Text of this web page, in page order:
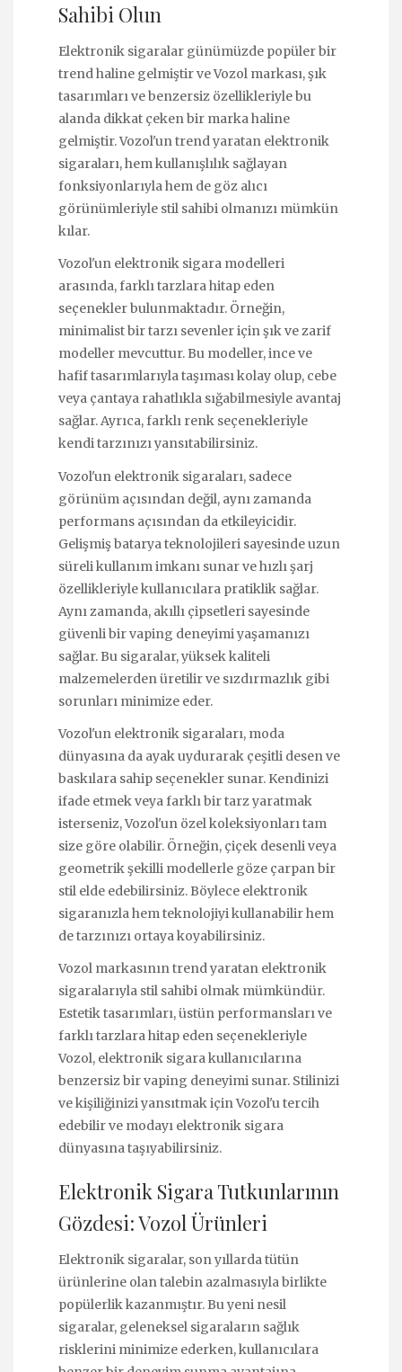
Sahibi Olun
Elektronik sigaralar günümüzde popüler bir
trend haline gelmiştir ve Vozol markası, şık
tasarımları ve benzersiz özellikleriyle bu
alanda dikkat çeken bir marka haline
gelmiştir. Vozol'un trend yaratan elektronik
sigaraları, hem kullanışlılık sağlayan
fonksiyonlarıyla hem de göz alıcı
görünümleriyle stil sahibi olmanızı mümkün
kılar.
Vozol'un elektronik sigara modelleri
arasında, farklı tarzlara hitap eden
seçenekler bulunmaktadır. Örneğin,
minimalist bir tarzı sevenler için şık ve zarif
modeller mevcuttur. Bu modeller, ince ve
hafif tasarımlarıyla taşıması kolay olup, cebe
veya çantaya rahatlıkla sığabilmesiyle avantaj
sağlar. Ayrıca, farklı renk seçenekleriyle
kendi tarzınızı yansıtabilirsiniz.
Vozol'un elektronik sigaraları, sadece
görünüm açısından değil, aynı zamanda
performans açısından da etkileyicidir.
Gelişmiş batarya teknolojileri sayesinde uzun
süreli kullanım imkanı sunar ve hızlı şarj
özellikleriyle kullanıcılara pratiklik sağlar.
Aynı zamanda, akıllı çipsetleri sayesinde
güvenli bir vaping deneyimi yaşamanızı
sağlar. Bu sigaralar, yüksek kaliteli
malzemelerden üretilir ve sızdırmazlık gibi
sorunları minimize eder.
Vozol'un elektronik sigaraları, moda
dünyasına da ayak uydurarak çeşitli desen ve
baskılara sahip seçenekler sunar. Kendinizi
ifade etmek veya farklı bir tarz yaratmak
isterseniz, Vozol'un özel koleksiyonları tam
size göre olabilir. Örneğin, çiçek desenli veya
geometrik şekilli modellerle göze çarpan bir
stil elde edebilirsiniz. Böylece elektronik
sigaranızla hem teknolojiyi kullanabilir hem
de tarzınızı ortaya koyabilirsiniz.
Vozol markasının trend yaratan elektronik
sigaralarıyla stil sahibi olmak mümkündür.
Estetik tasarımları, üstün performansları ve
farklı tarzlara hitap eden seçenekleriyle
Vozol, elektronik sigara kullanıcılarına
benzersiz bir vaping deneyimi sunar. Stilinizi
ve kişiliğinizi yansıtmak için Vozol'u tercih
edebilir ve modayı elektronik sigara
dünyasına taşıyabilirsiniz.
Elektronik Sigara Tutkunlarının
Gözdesi: Vozol Ürünleri
Elektronik sigaralar, son yıllarda tütün
ürünlerine olan talebin azalmasıyla birlikte
popülerlik kazanmıştır. Bu yeni nesil
sigaralar, geleneksel sigaraların sağlık
risklerini minimize ederken, kullanıcılara